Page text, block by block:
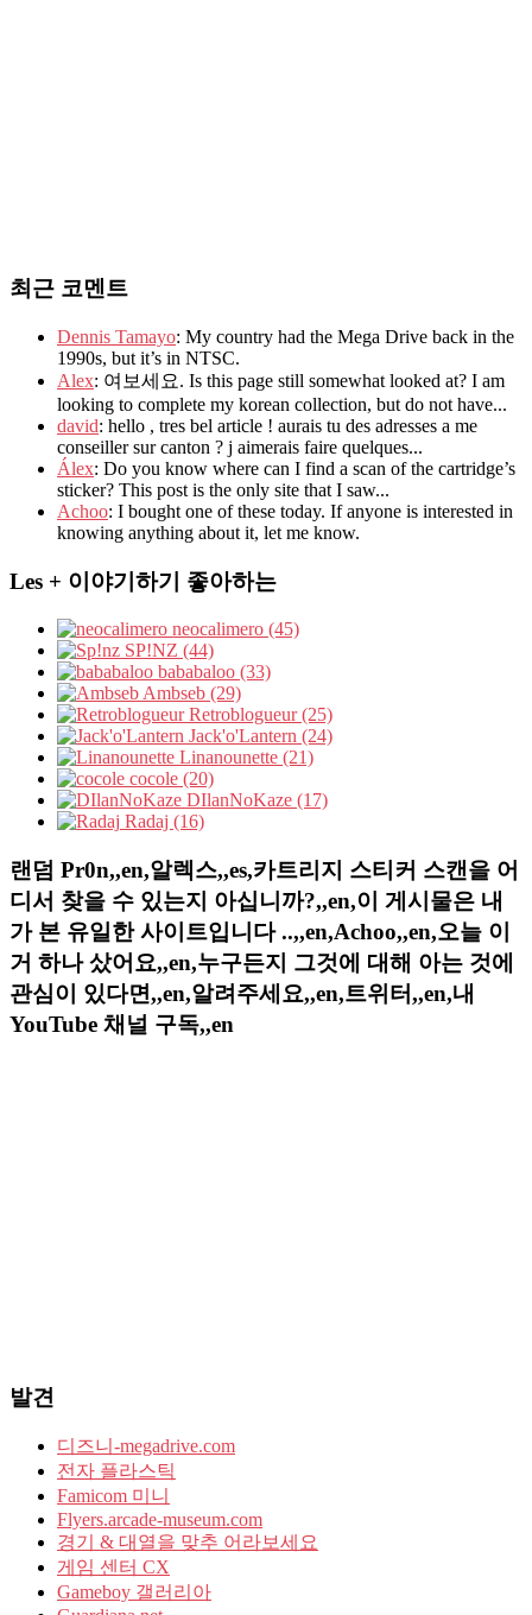
최근 코멘트
Dennis Tamayo: My country had the Mega Drive back in the
1990s, but it’s in NTSC.
Alex: 여보세요. Is this page still somewhat looked at? I am
looking to complete my korean collection, but do not have...
david: hello , tres bel article ! aurais tu des adresses a me
conseiller sur canton ? j aimerais faire quelques...
Álex: Do you know where can I find a scan of the cartridge’s
sticker? This post is the only site that I saw...
Achoo: I bought one of these today. If anyone is interested in
knowing anything about it, let me know.
Les + 이야기하기 좋아하는
neocalimero (45)
SP!NZ (44)
bababaloo (33)
Ambseb (29)
Retroblogueur (25)
Jack'o'Lantern (24)
Linanounette (21)
cocole (20)
DIlanNoKaze (17)
Radaj (16)
랜덤 Pr0n,,en,알렉스,,es,카트리지 스티커 스캔을 어
디서 찾을 수 있는지 아십니까?,,en,이 게시물은 내
가 본 유일한 사이트입니다 ..,,en,Achoo,,en,오늘 이
거 하나 샀어요,,en,누구든지 그것에 대해 아는 것에
관심이 있다면,,en,알려주세요,,en,트위터,,en,내
YouTube 채널 구독,,en
발견
디즈니-megadrive.com
전자 플라스틱
Famicom 미니
Flyers.arcade-museum.com
경기 & 대열을 맞추 어라보세요
게임 센터 CX
Gameboy 갤러리아